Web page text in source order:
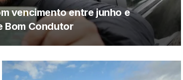
vencimento entre junho e
Bom Condutor